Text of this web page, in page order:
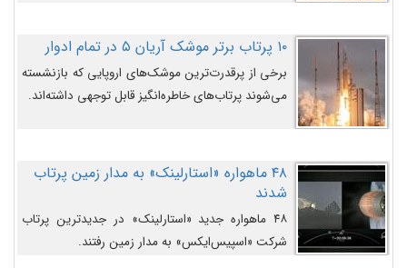
می‌دانند، است و قرار است افشاگران یوفوها هفته آینده
در مقابل آنها شهادت دهند.۱۰ پرتاب برتر موشک آریان ۵ در تمام ادوار
برخی از پرقدرت‌ترین موشک‌های اروپایی که بازنشسته
می‌شوند پرتاب‌های خاطره‌انگیز قابل توجهی داشته‌اند.
۴۸ ماهواره «استارلینک» به مدار زمین پرتاب
شدند
۴۸ ماهواره جدید «استارلینک» در جدیدترین پرتاب
شرکت «اسپیس‌ایکس» به مدار زمین رفتند.